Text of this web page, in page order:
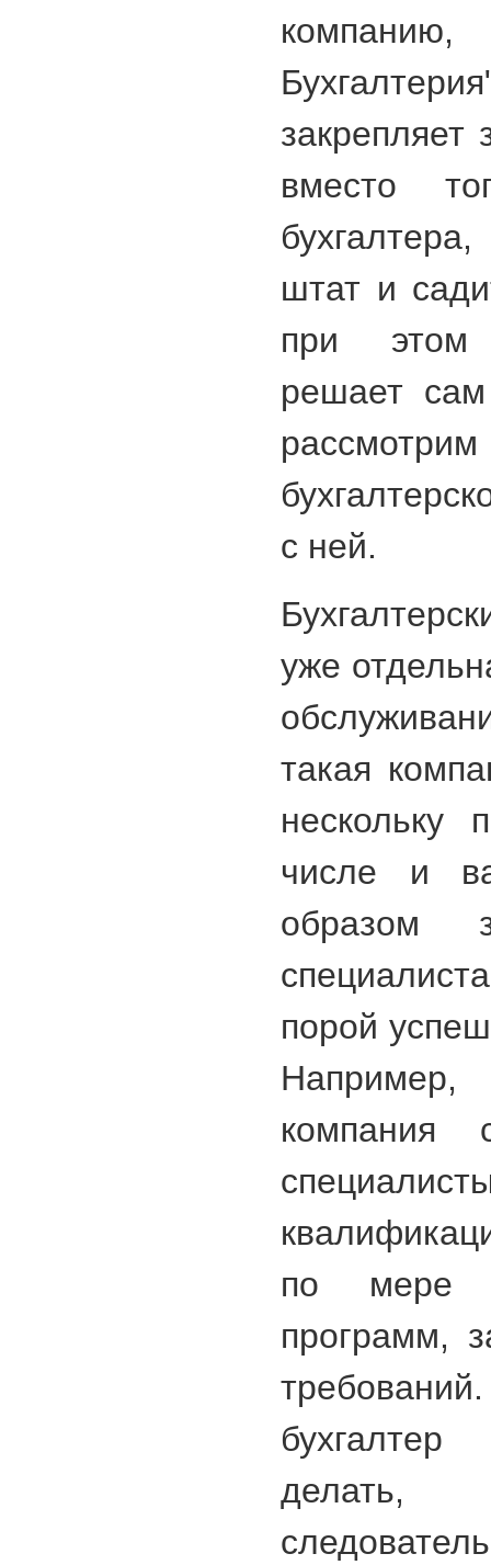
закрепляет
вместо
штат и
при этом
решает
с ней.
уже
такая
нескольку
числе и
образом
порой
компания
по мере
программ,